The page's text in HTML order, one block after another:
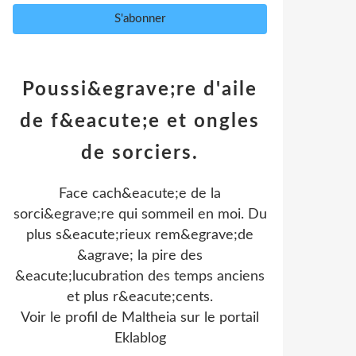
Poussi&egrave;re d'aile
de f&eacute;e et ongles
de sorciers.
Face cach&eacute;e de la
sorci&egrave;re qui sommeil en moi. Du
plus s&eacute;rieux rem&egrave;de
&agrave; la pire des
&eacute;lucubration des temps anciens
et plus r&eacute;cents.
Voir le profil de Maltheia sur le portail
Eklablog